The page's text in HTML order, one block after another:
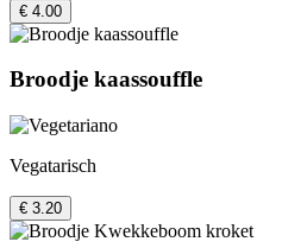
€ 4.00
Broodje kaassouffle
Vegatarisch
€ 3.20